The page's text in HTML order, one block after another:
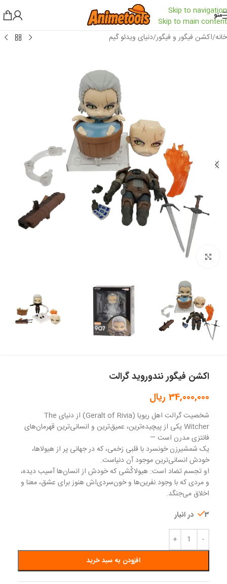
Skip to navigation
Skip to main content
منو
خانه/اکشن فیگور و فیگور/دنیای ویدئو گیم
بزرگنمایی تصویر
اکشن فیگور نندوروید گرالت
34,000,000 ریال
شخصیت گرالت اهل ریویا (Geralt of Rivia) از دنیای The
Witcher یکی از پیچیده‌ترین، عمیق‌ترین و انسانی‌ترین قهرمان‌های
فانتزی مدرن است —
یک شمشیرزن خونسرد با قلبی زخمی، که در جهانی پر از هیولاها،
خودش انسانی‌ترین موجود آن دنیاست.
او تجسم تضاد است: هیولاکُشی که خودش از انسان‌ها آسیب دیده،
و مردی که با وجود نفرین‌ها و خون‌سردی‌اش هنوز برای عشق، معنا و
اخلاق می‌جنگد.
3 در انبار
افزودن به سبد خرید